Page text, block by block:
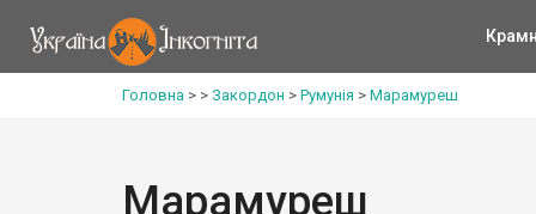
Головна > > Закордон > Румунія > Марамуреш
Марамуреш